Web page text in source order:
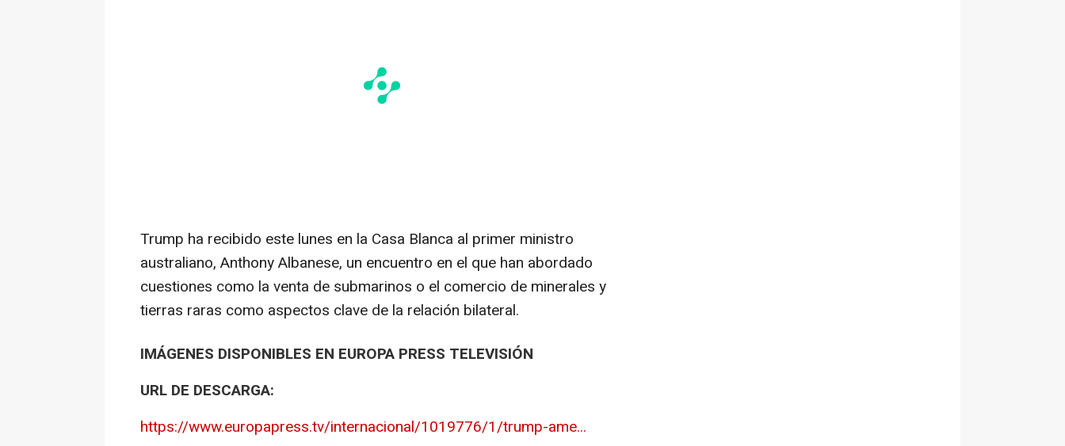
Trump ha recibido este lunes en la Casa Blanca al primer ministro
australiano, Anthony Albanese, un encuentro en el que han abordado
cuestiones como la venta de submarinos o el comercio de minerales y
tierras raras como aspectos clave de la relación bilateral.
IMÁGENES DISPONIBLES EN EUROPA PRESS TELEVISIÓN
URL DE DESCARGA:
https://www.europapress.tv/internacional/1019776/1/trump-ame...